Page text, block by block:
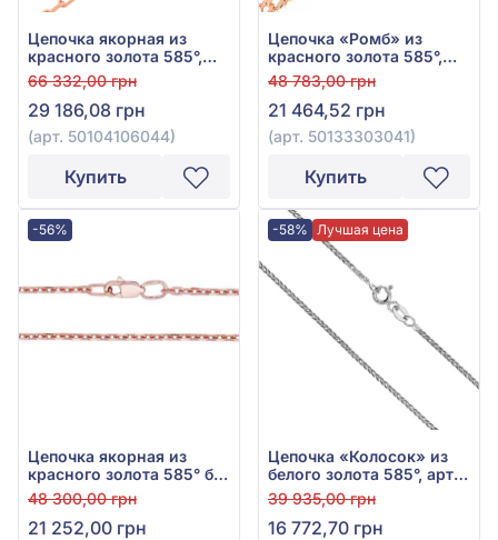
Цепочка якорная из
красного золота 585°,
арт. 50104106044
66 332,00 грн
29 186,08 грн
(арт. 50104106044)
Купить
Цепочка «Ромб» из
красного золота 585°,
без вставки, арт.
50133303041
48 783,00 грн
21 464,52 грн
(арт. 50133303041)
Купить
-56%
Цепочка якорная из
красного золота 585° без
вставки, арт.
50102104044
48 300,00 грн
21 252,00 грн
-58% Лучшая цена
Цепочка «Колосок» из
белого золота 585°, арт.
136251
39 935,00 грн
16 772,70 грн